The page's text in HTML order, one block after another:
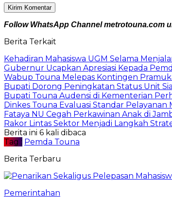
Follow WhatsApp Channel metrotouna.com
Berita Terkait
Kehadiran Mahasiswa UGM Selama
Gubernur Ucapkan Apresiasi Kepada
Wabup Touna Melepas Kontingen
Bupati Dorong Peningkatan Status Unit
Bupati Touna Audensi di Kementerian
Dinkes Touna Evaluasi Standar
Fataya NU Cegah Perkawinan Anak di
Rakor Lintas Sektor Menjadi Langkah
Berita ini 6 kali dibaca
Tag : Pemda Touna
Berita Terbaru
Pemerintahan